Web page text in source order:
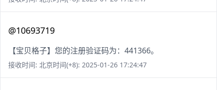
@10693719
【宝贝格子】您的注册验证码为：441366。
接收时间: 北京时间(+8): 2025-01-26 17:24:47